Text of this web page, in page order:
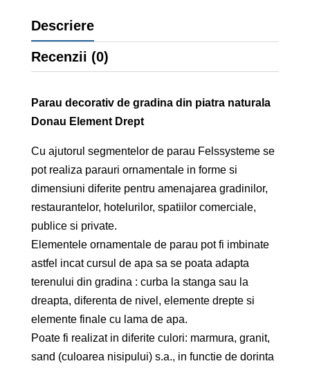
Descriere
Recenzii (0)
Parau decorativ de gradina din piatra naturala
Donau Element Drept
Cu ajutorul segmentelor de parau Felssysteme se
pot realiza parauri ornamentale in forme si
dimensiuni diferite pentru amenajarea gradinilor,
restaurantelor, hotelurilor, spatiilor comerciale,
publice si private.
Elementele ornamentale de parau pot fi imbinate
astfel incat cursul de apa sa se poata adapta
terenului din gradina : curba la stanga sau la
dreapta, diferenta de nivel, elemente drepte si
elemente finale cu lama de apa.
Poate fi realizat in diferite culori: marmura, granit,
sand (culoarea nisipului) s.a., in functie de dorinta